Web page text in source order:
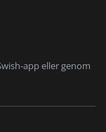
app eller genom